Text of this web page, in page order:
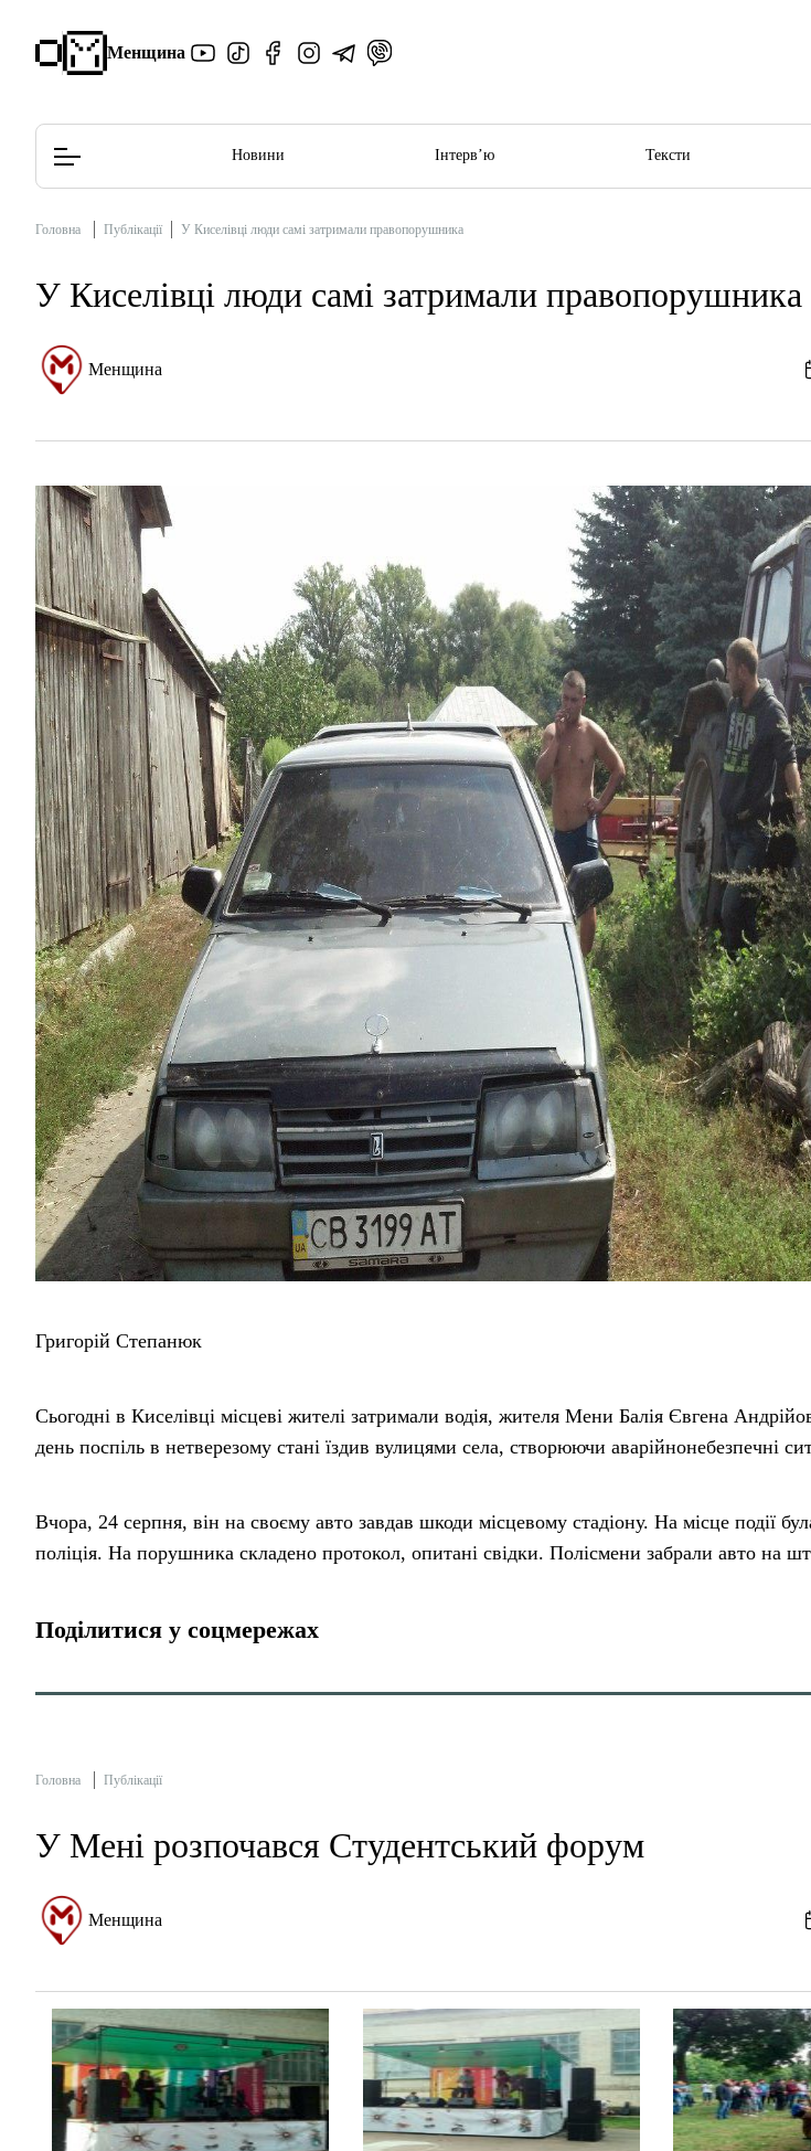
Менщина
Редакційна політика
Новини Інтерв’ю Тексти
Головна Публікації У Киселівці люди самі затримали правопорушника
У Киселівці люди самі затримали правопорушника
Менщина
Григорій Степанюк
Сьогодні в Киселівці місцеві жителі затримали водія, жителя Мени Балія Євгена
день поспіль в нетверезому стані їздив вулицями села, створюючи аварійнонебезпечні
Вчора, 24 серпня, він на своєму авто завдав шкоди місцевому стадіону. На місце події
поліція. На порушника складено протокол, опитані свідки. Полісмени забрали авто на
Поділитися у соцмережах
Головна Публікації
У Мені розпочався Студентський форум
Менщина